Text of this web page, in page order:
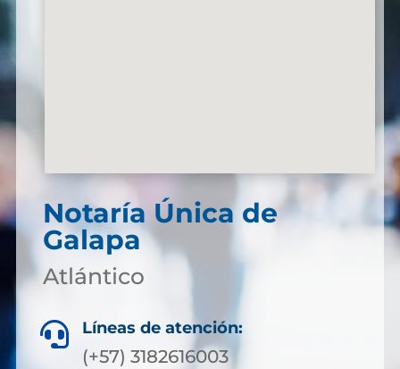
Notaría Única de
Galapa
Atlántico
 Líneas de atención:
(+57) 3182616003